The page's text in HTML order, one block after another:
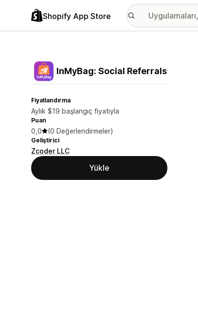
Shopify App Store
InMyBag: Social Referrals
Fiyatlandırma
Aylık $19 başlangıç fiyatıyla
Puan
0,0 (0 Değerlendirmeler)
Geliştirici
Zcoder LLC
Yükle